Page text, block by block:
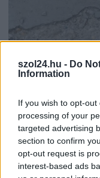
szol24.hu - Do
Information
If you wish to opt-
processing of your
targeted advertising
section to confirm
opt-out request is
interest-based ads